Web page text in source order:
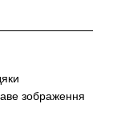
зображення